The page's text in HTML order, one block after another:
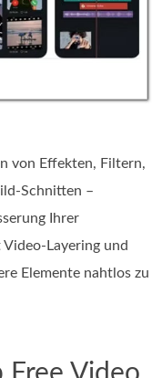
von Effekten, Filtern,
Schnitten –
Ihrer
Layering und
Elemente nahtlos zu